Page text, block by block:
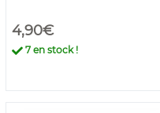
4,90€
7 en stock !